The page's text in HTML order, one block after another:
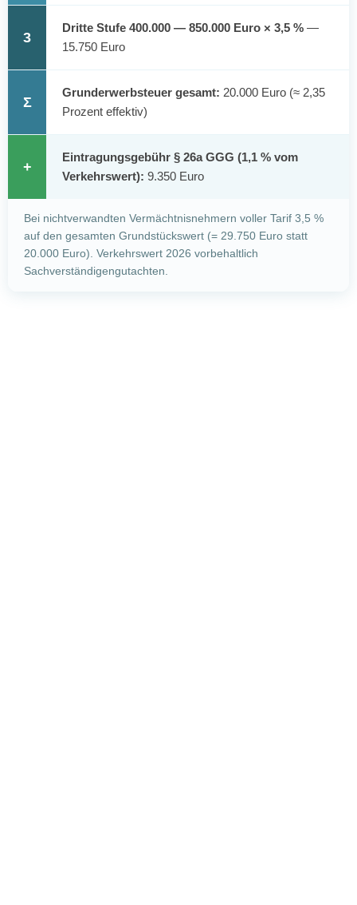
3
Dritte Stufe 400.000 — 850.000 Euro × 3,5 % —
15.750 Euro
Σ
Grunderwerbsteuer gesamt: 20.000 Euro (≈ 2,35
Prozent effektiv)
+
Eintragungsgebühr § 26a GGG (1,1 % vom
Verkehrswert): 9.350 Euro
Bei nichtverwandten Vermächtnisnehmern voller Tarif 3,5 %
auf den gesamten Grundstückswert (= 29.750 Euro statt
20.000 Euro). Verkehrswert 2026 vorbehaltlich
Sachverständigengutachten.